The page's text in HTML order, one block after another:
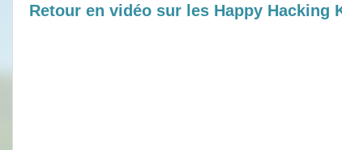
Retour en vidéo sur les Happy Hacking